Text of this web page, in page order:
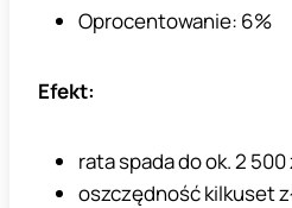
Oprocentowanie: 6%
Efekt:
rata spada do ok. 2 500
oszczędność kilkuset